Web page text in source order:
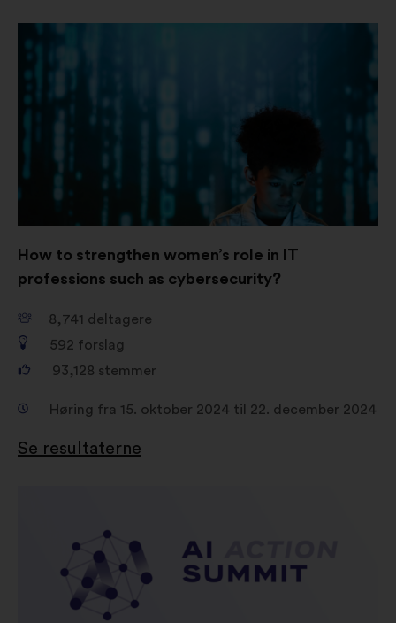
How to strengthen women’s role in IT
professions such as cybersecurity?
8,741 deltagere
592 forslag
93,128 stemmer
Høring fra 15. oktober 2024 til 22. december 2024
Se resultaterne